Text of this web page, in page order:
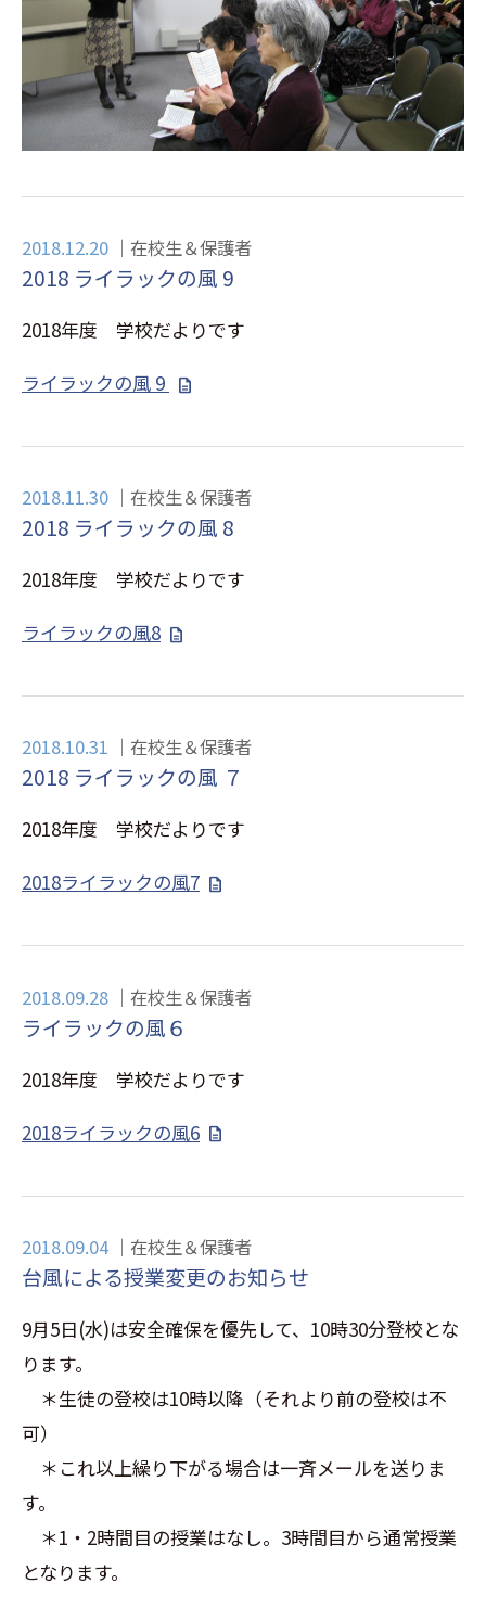
2018.12.20 在校生＆保護者
2018 ライラックの風 9
2018年度 学校だよりです
ライラックの風 9
2018.11.30 在校生＆保護者
2018 ライラックの風 8
2018年度 学校だよりです
ライラックの風8
2018.10.31 在校生＆保護者
2018 ライラックの風 ７
2018年度 学校だよりです
2018ライラックの風7
2018.09.28 在校生＆保護者
ライラックの風６
2018年度 学校だよりです
2018ライラックの風6
2018.09.04 在校生＆保護者
台風による授業変更のお知らせ
9月5日(水)は安全確保を優先して、10時30分登校とな
ります。
＊生徒の登校は10時以降（それより前の登校は不
可）
＊これ以上繰り下がる場合は一斉メールを送りま
す。
＊1・2時間目の授業はなし。3時間目から通常授業
となります。